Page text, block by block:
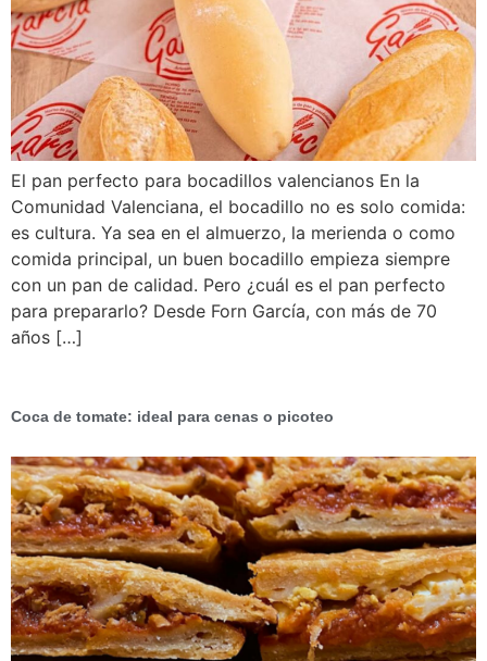
El pan perfecto para bocadillos valencianos En la
Comunidad Valenciana, el bocadillo no es solo comida:
es cultura. Ya sea en el almuerzo, la merienda o como
comida principal, un buen bocadillo empieza siempre
con un pan de calidad. Pero ¿cuál es el pan perfecto
para prepararlo? Desde Forn García, con más de 70
años […]
Coca de tomate: ideal para cenas o picoteo